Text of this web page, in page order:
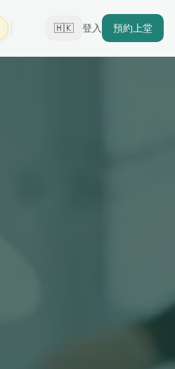
🇭🇰 登入 預約上堂